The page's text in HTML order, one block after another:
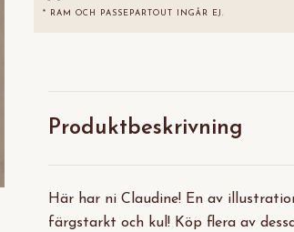
* RAM OCH PASSEPARTOUT INGÅR EJ.
Produktbeskrivning
Här har ni Claudine! En av
färgstarkt och kul! Köp flera av